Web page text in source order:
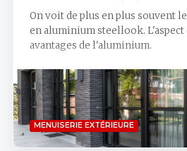
On voit de plus en plus souvent
en aluminium steellook. L'aspect
avantages de l'aluminium.
MENUISERIE EXTÉRIEURE